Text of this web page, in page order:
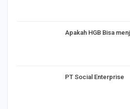
Apakah HGB Bisa
PT Social Enterprise